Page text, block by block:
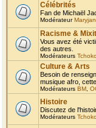
Célébrités
Fan de Michaël
Modérateur
Racisme &
Vous avez été
des autres.
Modérateurs Tchoko
Culture & Arts
Besoin de
musique afro,
Modérateurs BM
Histoire
Discutez de
Modérateurs Tchoko